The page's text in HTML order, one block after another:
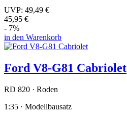
UVP: 49,49 €
45,95 €
- 7%
in den Warenkorb
Ford V8-G81 Cabriolet
RD 820 · Roden
1:35 · Modellbausatz